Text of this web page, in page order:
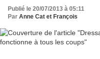
Publié le 20/07/2013 à 05:11
Par Anne Cat et François